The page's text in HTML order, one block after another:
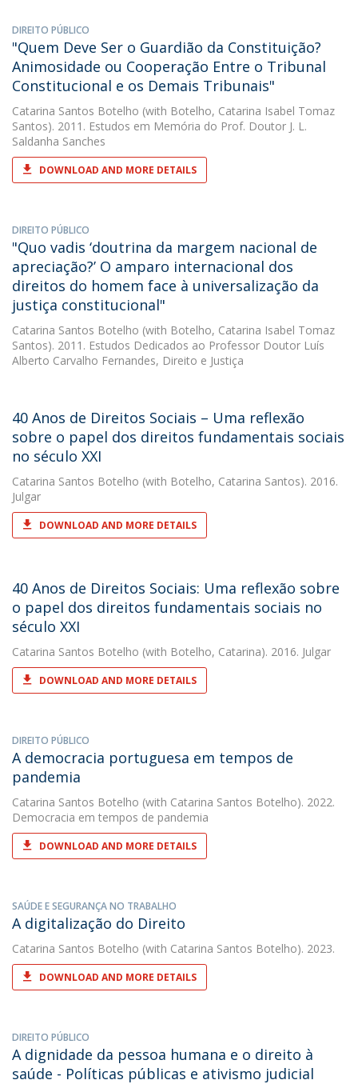
DIREITO PÚBLICO
"Quem Deve Ser o Guardião da Constituição?
Animosidade ou Cooperação Entre o Tribunal
Constitucional e os Demais Tribunais"
Catarina Santos Botelho (with Botelho, Catarina Isabel Tomaz
Santos). 2011. Estudos em Memória do Prof. Doutor J. L.
Saldanha Sanches
DOWNLOAD AND MORE DETAILS
DIREITO PÚBLICO
"Quo vadis ‘doutrina da margem nacional de
apreciação?’ O amparo internacional dos
direitos do homem face à universalização da
justiça constitucional"
Catarina Santos Botelho (with Botelho, Catarina Isabel Tomaz
Santos). 2011. Estudos Dedicados ao Professor Doutor Luís
Alberto Carvalho Fernandes, Direito e Justiça
40 Anos de Direitos Sociais – Uma reflexão
sobre o papel dos direitos fundamentais sociais
no século XXI
Catarina Santos Botelho (with Botelho, Catarina Santos). 2016.
Julgar
DOWNLOAD AND MORE DETAILS
40 Anos de Direitos Sociais: Uma reflexão sobre
o papel dos direitos fundamentais sociais no
século XXI
Catarina Santos Botelho (with Botelho, Catarina). 2016. Julgar
DOWNLOAD AND MORE DETAILS
DIREITO PÚBLICO
A democracia portuguesa em tempos de
pandemia
Catarina Santos Botelho (with Catarina Santos Botelho). 2022.
Democracia em tempos de pandemia
DOWNLOAD AND MORE DETAILS
SAÚDE E SEGURANÇA NO TRABALHO
A digitalização do Direito
Catarina Santos Botelho (with Catarina Santos Botelho). 2023.
DOWNLOAD AND MORE DETAILS
DIREITO PÚBLICO
A dignidade da pessoa humana e o direito à
saúde - Políticas públicas e ativismo judicial